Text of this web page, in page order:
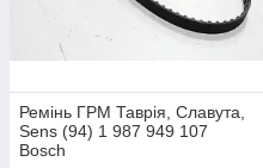
Ремінь ГРМ Таврія, Славута,
Sens (94) 1 987 949 107
Bosch